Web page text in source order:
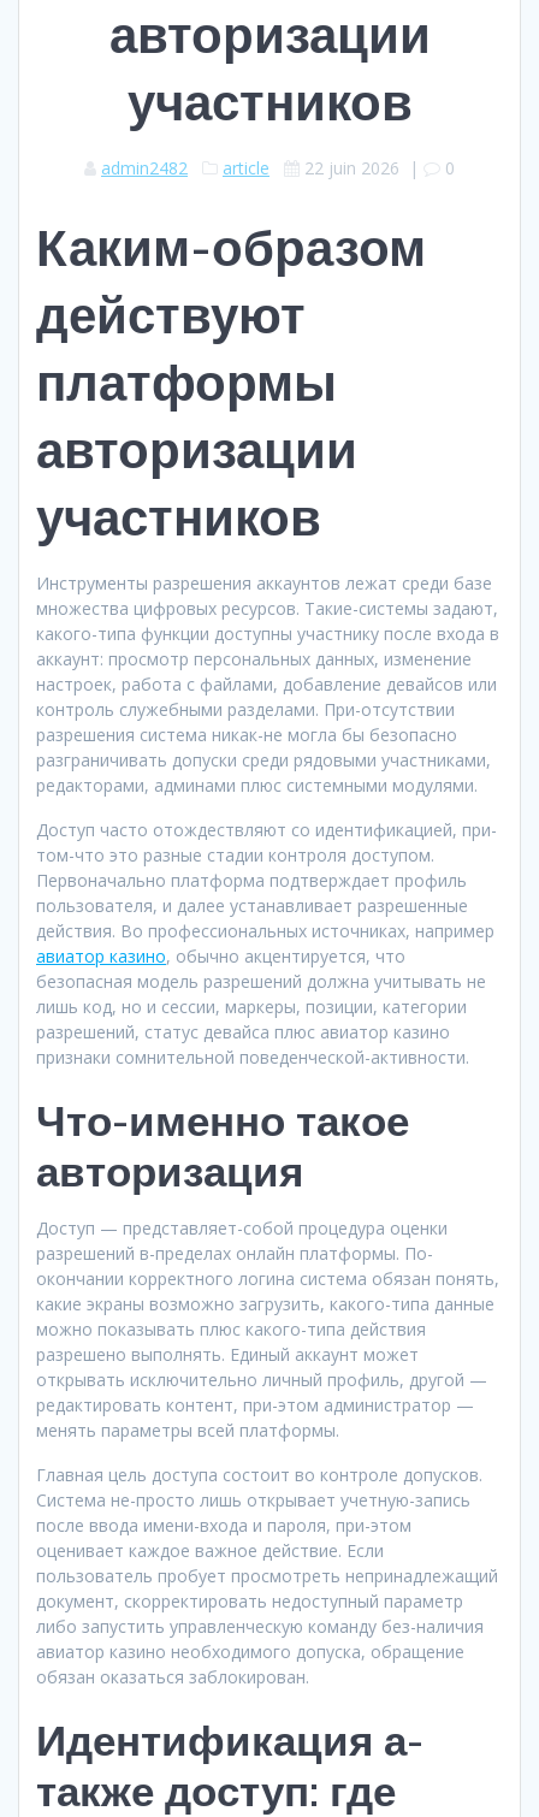
авторизации
участников
admin2482 article 22 juin 2026 | 0
Каким-образом
действуют
платформы
авторизации
участников
Инструменты разрешения аккаунтов лежат среди базе
множества цифровых ресурсов. Такие-системы задают,
какого-типа функции доступны участнику после входа в
аккаунт: просмотр персональных данных, изменение
настроек, работа с файлами, добавление девайсов или
контроль служебными разделами. При-отсутствии
разрешения система никак-не могла бы безопасно
разграничивать допуски среди рядовыми участниками,
редакторами, админами плюс системными модулями.
Доступ часто отождествляют со идентификацией, при-
том-что это разные стадии контроля доступом.
Первоначально платформа подтверждает профиль
пользователя, и далее устанавливает разрешенные
действия. Во профессиональных источниках, например
авиатор казино, обычно акцентируется, что
безопасная модель разрешений должна учитывать не
лишь код, но и сессии, маркеры, позиции, категории
разрешений, статус девайса плюс авиатор казино
признаки сомнительной поведенческой-активности.
Что-именно такое
авторизация
Доступ — представляет-собой процедура оценки
разрешений в-пределах онлайн платформы. По-
окончании корректного логина система обязан понять,
какие экраны возможно загрузить, какого-типа данные
можно показывать плюс какого-типа действия
разрешено выполнять. Единый аккаунт может
открывать исключительно личный профиль, другой —
редактировать контент, при-этом администратор —
менять параметры всей платформы.
Главная цель доступа состоит во контроле допусков.
Система не-просто лишь открывает учетную-запись
после ввода имени-входа и пароля, при-этом
оценивает каждое важное действие. Если
пользователь пробует просмотреть непринадлежащий
документ, скорректировать недоступный параметр
либо запустить управленческую команду без-наличия
авиатор казино необходимого допуска, обращение
обязан оказаться заблокирован.
Идентификация а-
также доступ: где